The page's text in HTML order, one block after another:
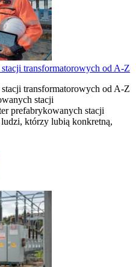
transformatorowych od A-Z
transformatorowych od A-Z
stacji
prefabrykowanych stacji
którzy lubią konkretną,